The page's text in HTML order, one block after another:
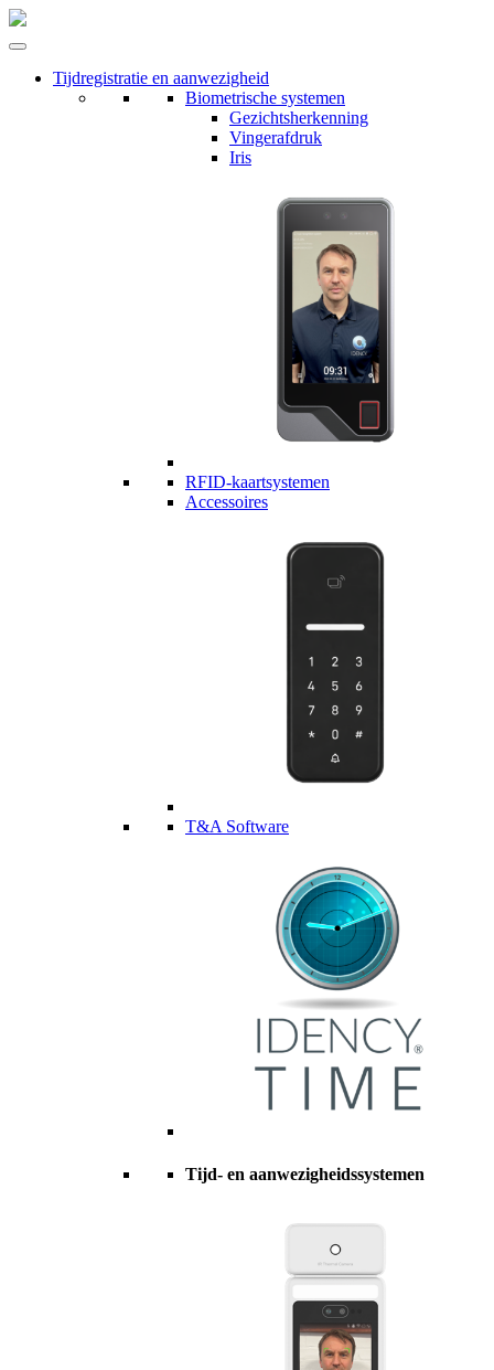
Tijdregistratie en aanwezigheid
Biometrische systemen
Gezichtsherkenning
Vingerafdruk
Iris
RFID-kaartsystemen
Accessoires
T&A Software
Tijd- en aanwezigheidssystemen